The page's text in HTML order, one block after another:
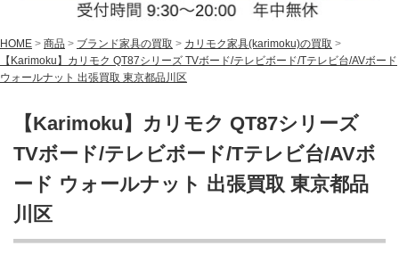
HOME > 商品 > ブランド家具の買取 > カリモク家具(karimoku)の買取 >
【Karimoku】カリモク QT87シリーズ TVボード/テレビボード/Tテレビ台/AVボード
ウォールナット 出張買取 東京都品川区
【Karimoku】カリモク QT87シリーズ
TVボード/テレビボード/Tテレビ台/AVボ
ード ウォールナット 出張買取 東京都品
川区